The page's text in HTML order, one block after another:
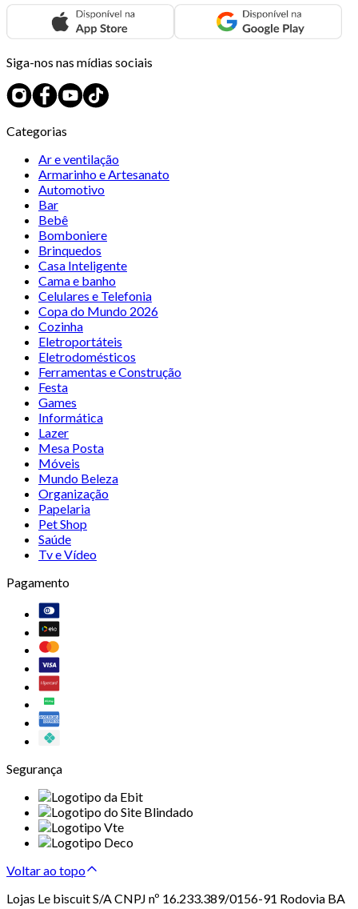
Siga-nos nas mídias sociais
Categorias
Ar e ventilação
Armarinho e Artesanato
Automotivo
Bar
Bebê
Bomboniere
Brinquedos
Casa Inteligente
Cama e banho
Celulares e Telefonia
Copa do Mundo 2026
Cozinha
Eletroportáteis
Eletrodomésticos
Ferramentas e Construção
Festa
Games
Informática
Lazer
Mesa Posta
Móveis
Mundo Beleza
Organização
Papelaria
Pet Shop
Saúde
Tv e Vídeo
Pagamento
Segurança
Voltar ao topo
Lojas Le biscuit S/A CNPJ nº 16.233.389/0156-91 Rodovia BA